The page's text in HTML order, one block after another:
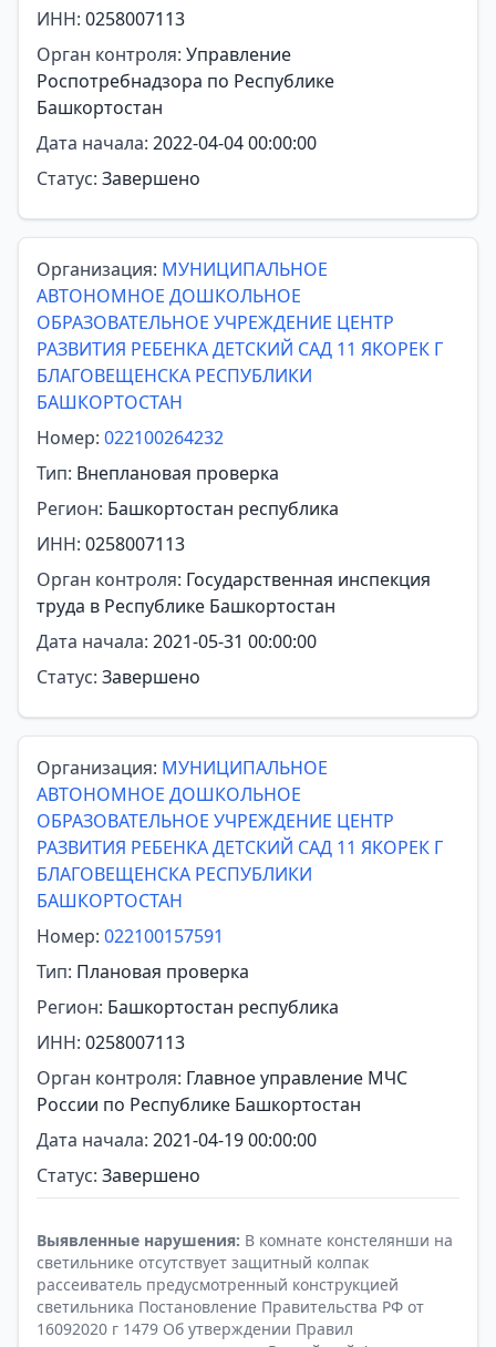
ИНН: 0258007113
Орган контроля: Управление
Роспотребнадзора по Республике
Башкортостан
Дата начала: 2022-04-04 00:00:00
Статус: Завершено
Организация: МУНИЦИПАЛЬНОЕ
АВТОНОМНОЕ ДОШКОЛЬНОЕ
ОБРАЗОВАТЕЛЬНОЕ УЧРЕЖДЕНИЕ ЦЕНТР
РАЗВИТИЯ РЕБЕНКА ДЕТСКИЙ САД 11 ЯКОРЕК Г
БЛАГОВЕЩЕНСКА РЕСПУБЛИКИ
БАШКОРТОСТАН
Номер: 022100264232
Тип: Внеплановая проверка
Регион: Башкортостан республика
ИНН: 0258007113
Орган контроля: Государственная инспекция
труда в Республике Башкортостан
Дата начала: 2021-05-31 00:00:00
Статус: Завершено
Организация: МУНИЦИПАЛЬНОЕ
АВТОНОМНОЕ ДОШКОЛЬНОЕ
ОБРАЗОВАТЕЛЬНОЕ УЧРЕЖДЕНИЕ ЦЕНТР
РАЗВИТИЯ РЕБЕНКА ДЕТСКИЙ САД 11 ЯКОРЕК Г
БЛАГОВЕЩЕНСКА РЕСПУБЛИКИ
БАШКОРТОСТАН
Номер: 022100157591
Тип: Плановая проверка
Регион: Башкортостан республика
ИНН: 0258007113
Орган контроля: Главное управление МЧС
России по Республике Башкортостан
Дата начала: 2021-04-19 00:00:00
Статус: Завершено
Выявленные нарушения: В комнате констелянши на
светильнике отсутствует защитный колпак
рассеиватель предусмотренный конструкцией
светильника Постановление Правительства РФ от
16092020 г 1479 Об утверждении Правил